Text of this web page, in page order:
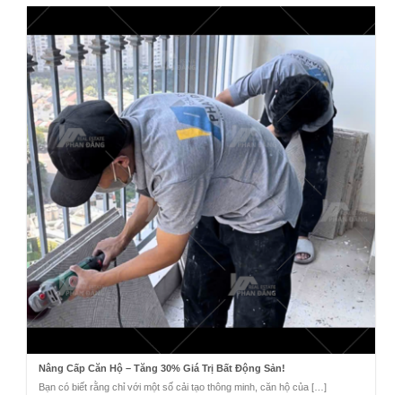
Nâng Cấp Căn Hộ – Tăng 30% Giá Trị Bất Động Sản!
Bạn có biết rằng chỉ với một số cải tạo thông minh, căn hộ của […]